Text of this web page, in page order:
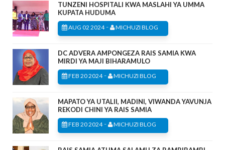
TUNZENI HOSPITALI KWA MASLAHI YA UMMA
KUPATA HUDUMA
AUG 02 2024- MICHUZI BLOG
DC ADVERA AMPONGEZA RAIS SAMIA KWA
MIRDI YA MAJI BIHARAMULO
FEB 20 2024- MICHUZI BLOG
MAPATO YA UTALII, MADINI, VIWANDA YAVUNJA
REKODI CHINI YA RAIS SAMIA
FEB 20 2024- MICHUZI BLOG